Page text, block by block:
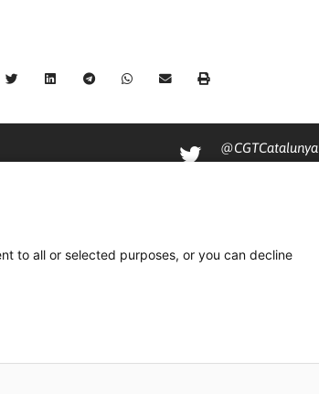
@CGTCatalunya
cgtcatalunya
to all or selected purposes, or you can decline